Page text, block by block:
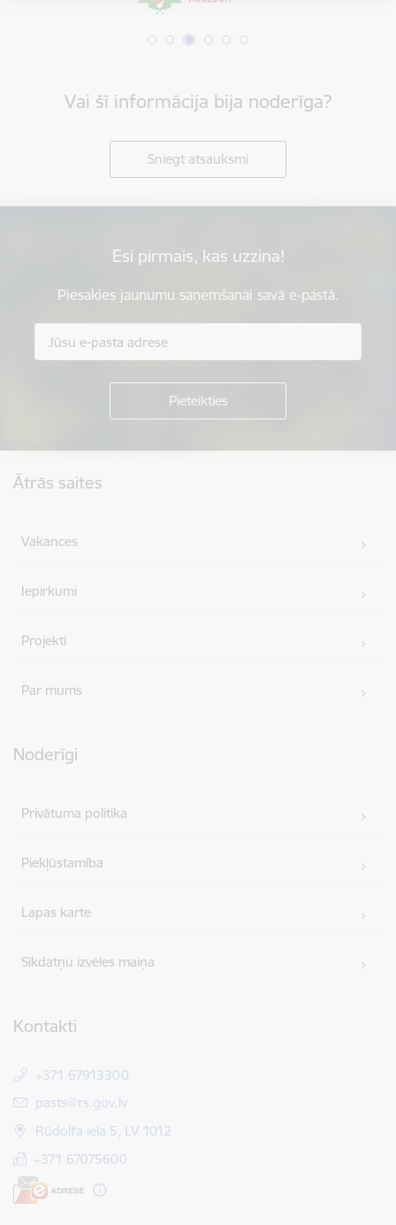
Vai šī informācija bija noderīga?
Sniegt atsauksmi
Esi pirmais, kas uzzina!
Piesakies jaunumu saņemšanai savā e-pastā.
Ātrās saites
Vakances
Iepirkumi
Projekti
Par mums
Noderīgi
Privātuma politika
Piekļūstamība
Lapas karte
Sīkdatņu izvēles maiņa
Kontakti
+371 67913300
E-pasts:
pasts@rs.gov.lv
Rūdolfa iela 5, LV 1012
+371 67075600